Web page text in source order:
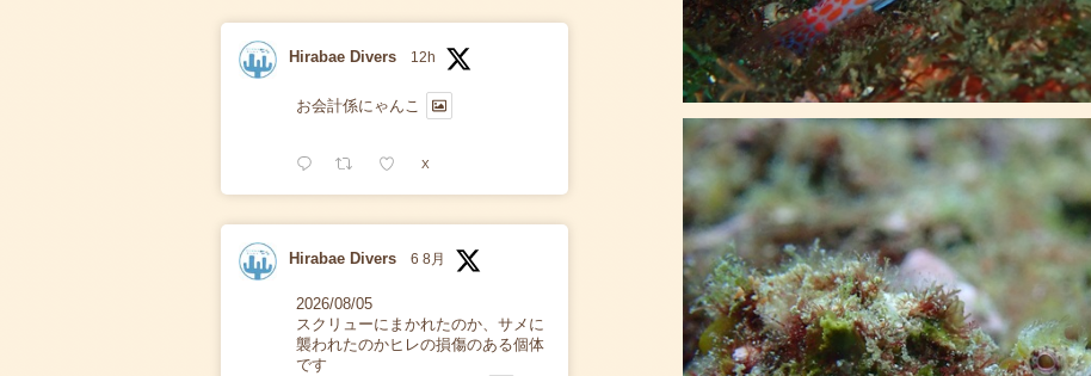
Hirabae Divers 12h
お会計係にゃんこ
X
Hirabae Divers 6 8月
2026/08/05
スクリューにまかれたのか、サメに
襲われたのかヒレの損傷のある個体
です